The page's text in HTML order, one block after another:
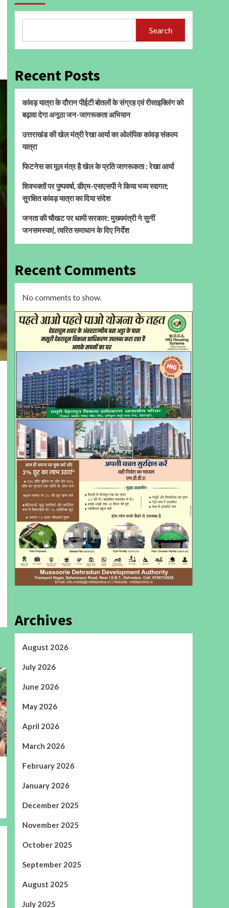
Search
Recent Posts
कांवड़ यात्रा के दौरान पीईटी बोतलों के संग्रह एवं रीसाइक्लिंग को
बढ़ावा देगा अनूठा जन-जागरूकता अभियान
उत्तराखंड की खेल मंत्री रेखा आर्या का ओलंपिक कांवड़ संकल्प
यात्रा
फिटनेस का मूल मंत्र है खेल के प्रति जागरूकता : रेखा आर्या
शिवभक्तों पर पुष्पवर्षा, डीएम-एसएसपी ने किया भव्य स्वागत;
सुरक्षित कांवड़ यात्रा का दिया संदेश
जनता की चौखट पर धामी सरकार: मुख्यमंत्री ने सुनीं
जनसमस्याएं, त्वरित समाधान के दिए निर्देश
Recent Comments
No comments to show.
Archives
August 2026
July 2026
June 2026
May 2026
April 2026
March 2026
February 2026
January 2026
December 2025
November 2025
October 2025
September 2025
August 2025
July 2025